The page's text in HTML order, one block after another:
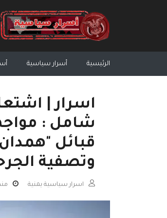
الرئيسية أسرار سياسية
اسرار |
شامل :
قبائل
وتصفية
اسرار سياسية يمنية